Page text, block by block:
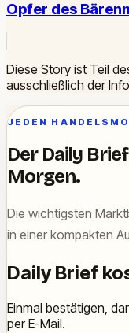
Opfer des
Diese Story ist Teil
ausschließlich der
JEDEN
Der Daily
Morgen.
Die wichtigsten
in einer kompakten
Daily Brief
Einmal bestätigen,
per E-Mail.